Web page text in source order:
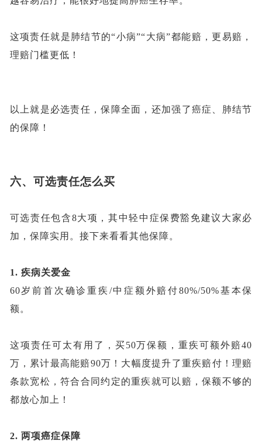
这项责任就是肺结节的“小病”“大病”都能赔，更易赔，
理赔门槛更低！
以上就是必选责任，保障全面，还加强了癌症、肺结节
的保障！
六、 可选责任怎么买
可选责任包含8大项，其中轻中症保费豁免建议大家必
加，保障实用。接下来看看其他保障。
1. 疾病关爱金
60岁前首次确诊重疾/中症额外赔付80%/50%基本保
额。
这项责任可太有用了，买50万保额，重疾可额外赔40
万，累计最高能赔90万！大幅度提升了重疾赔付！理赔
条款宽松，符合合同约定的重疾就可以赔，保额不够的
都放心加上！
2. 两项癌症保障